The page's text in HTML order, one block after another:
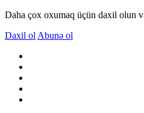
Daha çox oxumaq üçün daxil olun
Daxil ol Abunə ol